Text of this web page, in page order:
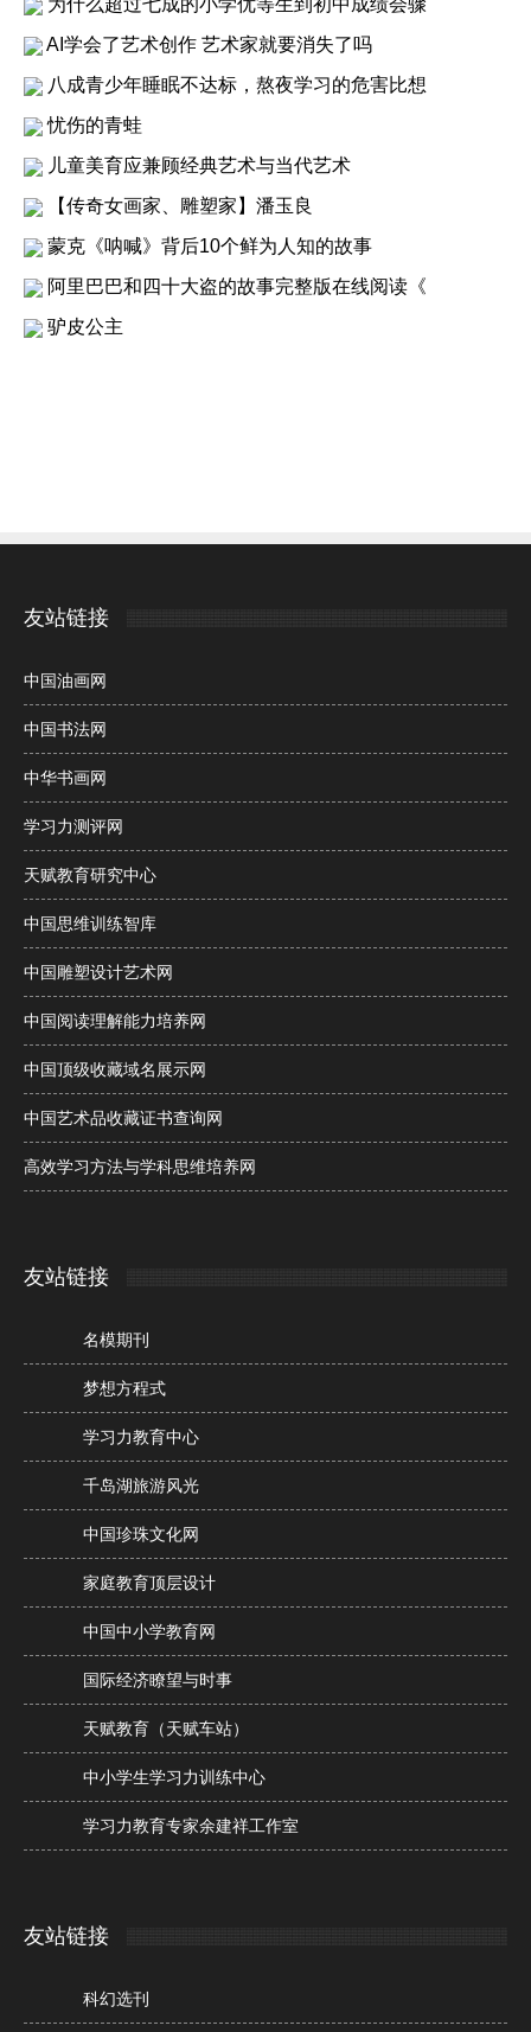
为什么超过七成的小学优等生到初中成绩会骤
AI学会了艺术创作 艺术家就要消失了吗
八成青少年睡眠不达标，熬夜学习的危害比想
忧伤的青蛙
儿童美育应兼顾经典艺术与当代艺术
【传奇女画家、雕塑家】潘玉良
蒙克《呐喊》背后10个鲜为人知的故事
阿里巴巴和四十大盗的故事完整版在线阅读《
驴皮公主
友站链接
中国油画网
中国书法网
中华书画网
学习力测评网
天赋教育研究中心
中国思维训练智库
中国雕塑设计艺术网
中国阅读理解能力培养网
中国顶级收藏域名展示网
中国艺术品收藏证书查询网
高效学习方法与学科思维培养网
友站链接
名模期刊
梦想方程式
学习力教育中心
千岛湖旅游风光
中国珍珠文化网
家庭教育顶层设计
中国中小学教育网
国际经济瞭望与时事
天赋教育（天赋车站）
中小学生学习力训练中心
学习力教育专家余建祥工作室
友站链接
科幻选刊